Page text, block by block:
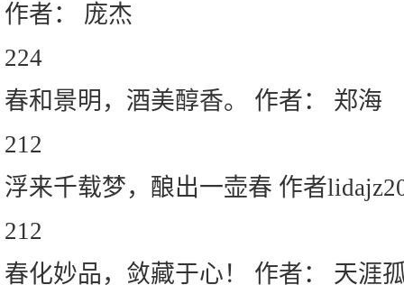
作者： 庞杰
224
春和景明，酒美醇香。 作者： 郑海
212
浮来千载梦，酿出一壶春 作者
212
春化妙品，敛藏于心！ 作者： 天涯